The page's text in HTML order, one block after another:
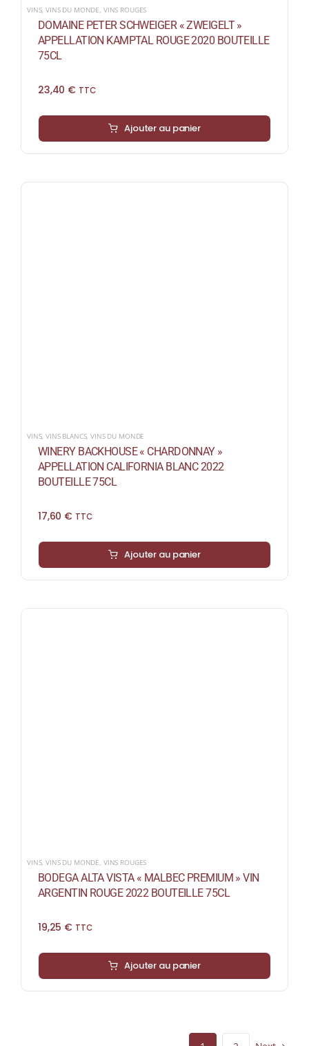
VINS,VINS DU MONDE VINS ROUGES
DOMAINE PETER SCHWEIGER « ZWEIGELT »
APPELLATION KAMPTAL ROUGE 2020 BOUTEILLE
75CL
23,40 € TTC
Ajouter au panier
VINS,VINS BLANCS,VINS DU MONDE
WINERY BACKHOUSE « CHARDONNAY »
APPELLATION CALIFORNIA BLANC 2022
BOUTEILLE 75CL
17,60 € TTC
Ajouter au panier
VINS,VINS DU MONDE VINS ROUGES
BODEGA ALTA VISTA « MALBEC PREMIUM » VIN
ARGENTIN ROUGE 2022 BOUTEILLE 75CL
19,25 € TTC
Ajouter au panier